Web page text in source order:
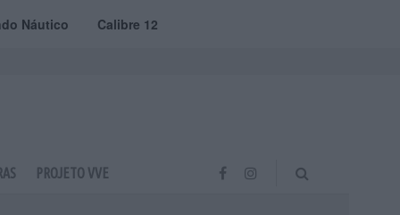
Náutico Calibre 12
PROJETO VVE